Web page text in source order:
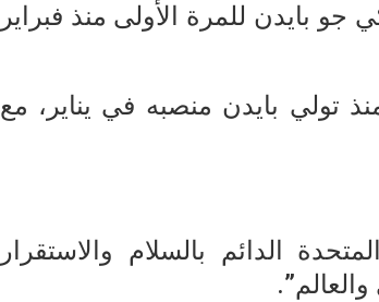
بايدن للمرة الأولى منذ فبراير
تولي بايدن منصبه في يناير، مع
الدائم بالسلام والاستقرار